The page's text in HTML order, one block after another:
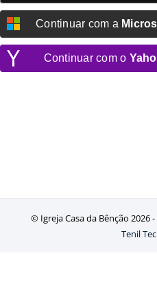
Continuar com a
Continuar com o
© Igreja Casa da Bênção 2026
Tenil